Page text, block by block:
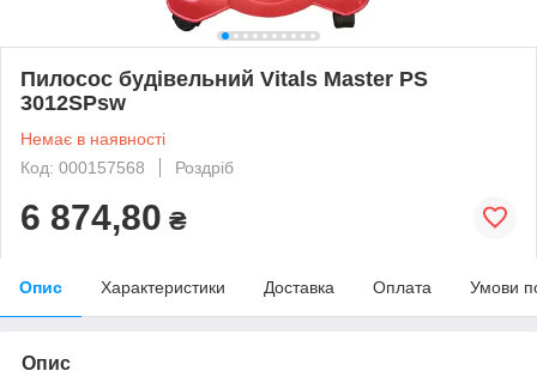
Пилосос будівельний Vitals Master PS
3012SPsw
Немає в наявності
Код: 000157568
Роздріб
6 874,80 ₴
Опис Характеристики Доставка Оплата Умови
Опис